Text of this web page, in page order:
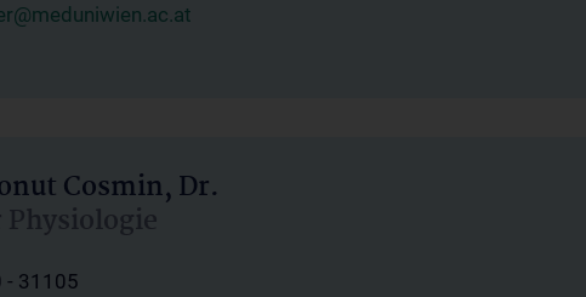
Cosmin, Dr.
- 31105